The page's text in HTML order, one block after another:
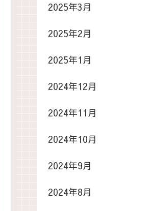
2025年3月
2025年2月
2025年1月
2024年12月
2024年11月
2024年10月
2024年9月
2024年8月